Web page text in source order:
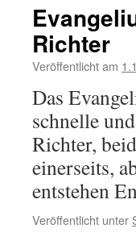
Richter
Veröffentlicht am
Das
schnelle
Richter,
einerseits,
entstehen
Veröffentlicht unter